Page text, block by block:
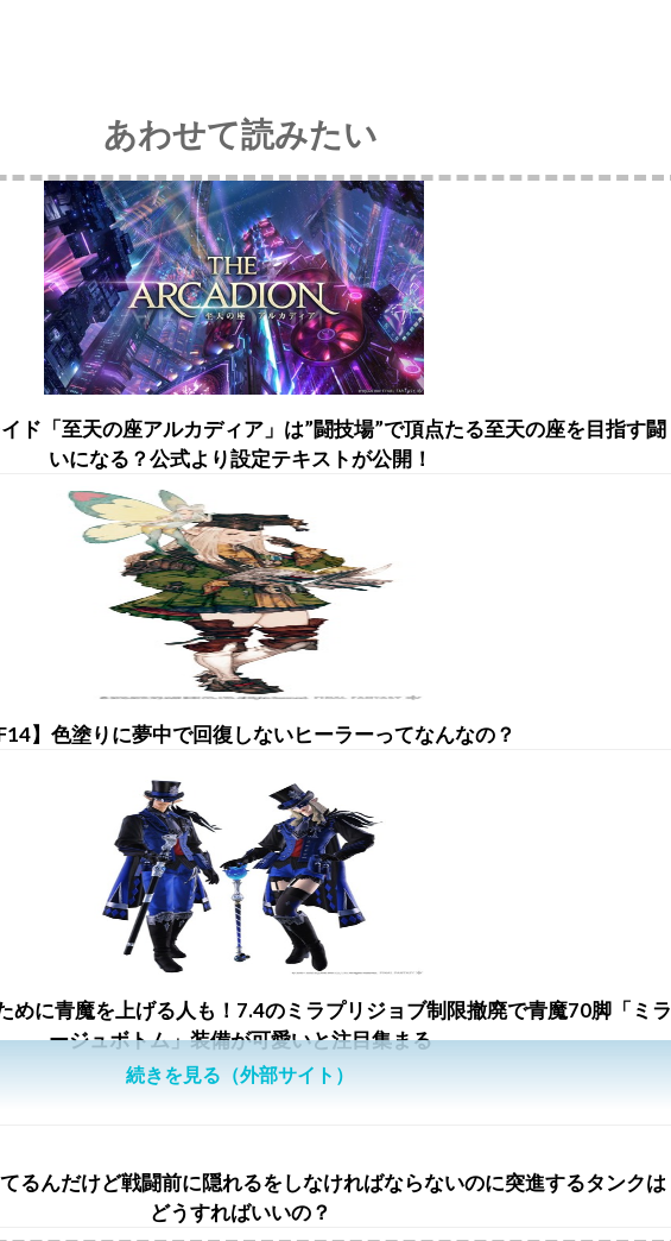
あわせて読みたい
イド「至天の座アルカディア」は”闘技場”で頂点たる至天の座を目指す闘
いになる？公式より設定テキストが公開！
】色塗りに夢中で回復しないヒーラーってなんなの？
めに青魔を上げる人も！7.4のミラプリジョブ制限撤廃で青魔70脚「ミラ
ージュボトム」装備が可愛いと注目集まる
てるんだけど戦闘前に隠れるをしなければならないのに突進するタンクは
どうすればいいの？
続きを見る（外部サイト）